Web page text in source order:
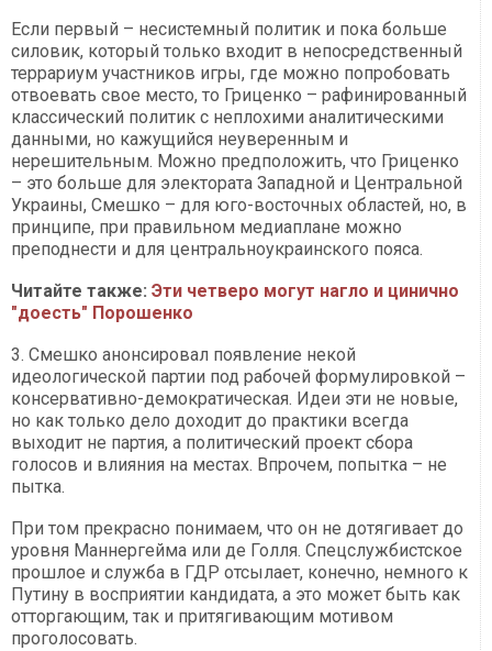
Если первый – несистемный политик и пока больше
силовик, который только входит в непосредственный
террариум участников игры, где можно попробовать
отвоевать свое место, то Гриценко – рафинированный
классический политик с неплохими аналитическими
данными, но кажущийся неуверенным и
нерешительным. Можно предположить, что Гриценко
– это больше для электората Западной и Центральной
Украины, Смешко – для юго-восточных областей, но, в
принципе, при правильном медиаплане можно
преподнести и для центральноукраинского пояса.
Читайте также: Эти четверо могут нагло и цинично
"доесть" Порошенко
3. Смешко анонсировал появление некой
идеологической партии под рабочей формулировкой –
консервативно-демократическая. Идеи эти не новые,
но как только дело доходит до практики всегда
выходит не партия, а политический проект сбора
голосов и влияния на местах. Впрочем, попытка – не
пытка.
При том прекрасно понимаем, что он не дотягивает до
уровня Маннергейма или де Голля. Спецслужбистское
прошлое и служба в ГДР отсылает, конечно, немного к
Путину в восприятии кандидата, а это может быть как
отторгающим, так и притягивающим мотивом
проголосовать.